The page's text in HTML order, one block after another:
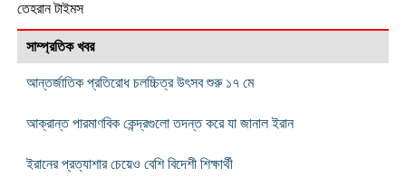
তেহরান টাইমস
সাম্প্রতিক খবর
আন্তর্জাতিক প্রতিরোধ চলচ্চিত্র উৎসব শুরু ১৭ মে
আক্রান্ত পারমাণবিক কেন্দ্রগুলো তদন্ত করে যা জানাল ইরান
ইরানের প্রত্যাশার চেয়েও বেশি বিদেশী শিক্ষার্থী